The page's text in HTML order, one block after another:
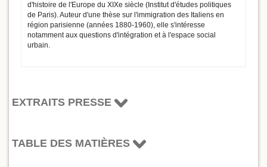
d'histoire de l'Europe du XIXe siècle (Institut d'études politiques
de Paris). Auteur d'une thèse sur l'immigration des Italiens en
région parisienne (années 1880-1960), elle s'intéresse
notamment aux questions d'intégration et à l'espace social
urbain.
EXTRAITS PRESSE
TABLE DES MATIÈRES